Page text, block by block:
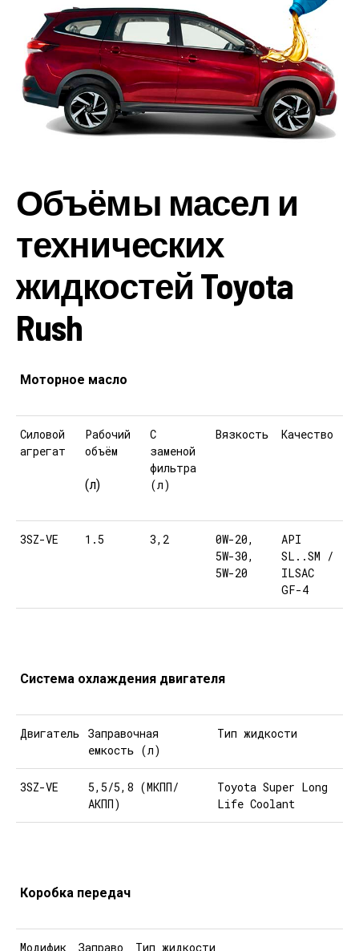
Объёмы масел и
технических
жидкостей Toyota
Rush
Моторное масло
Силовой
агрегат
Рабочий
объём
(л)
С
заменой
фильтра
(л)
Вязкость Качество
3SZ-VE 1.5 3,2
0W-20,
5W-30,
5W-20
API
SL..SM /
ILSAC
GF-4
Система охлаждения двигателя
Двигатель Заправочная
емкость (л)
Тип жидкости
3SZ-VE
5,5/5,8 (МКПП/
АКПП)
Toyota Super Long
Life Coolant
Коробка передач
Модифик Заправо Тип жидкости